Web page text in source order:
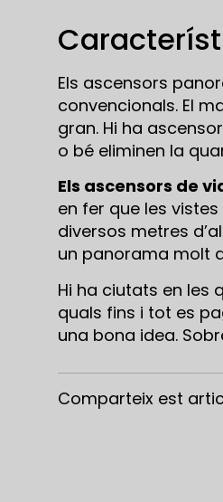
Els ascensors
convencionals. El
gran. Hi ha
o bé eliminen la
Els ascensors de
en fer que les
diversos metres
un panorama molt
Hi ha ciutats en les
quals fins i tot es
una bona idea.
Comparteix est